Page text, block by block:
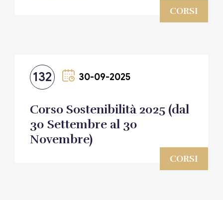
CORSI
132 30-09-2025
CORSI
Corso Sostenibilità 2025 (dal
30 Settembre al 30
Novembre)